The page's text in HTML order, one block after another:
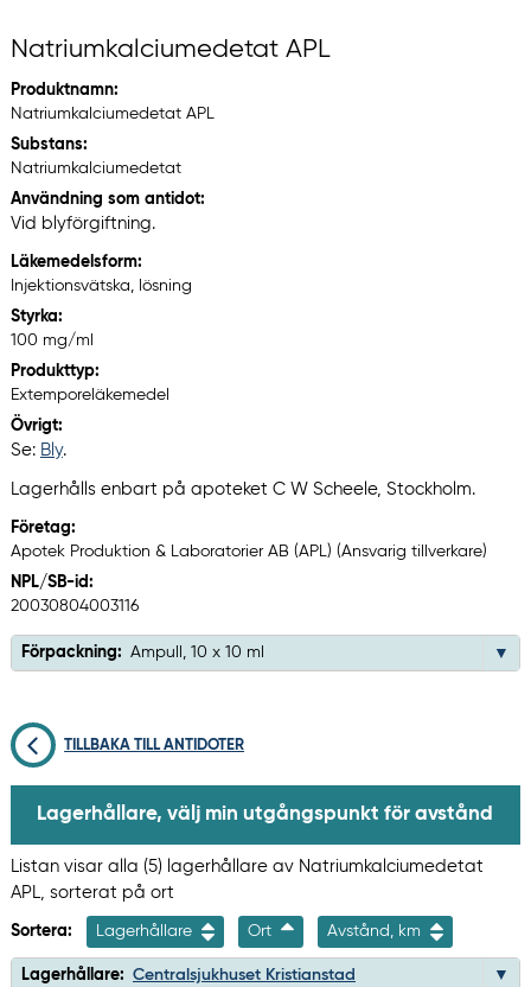
Natriumkalciumedetat APL
Produktnamn:
Natriumkalciumedetat APL
Substans:
Natriumkalciumedetat
Användning som antidot:
Vid blyförgiftning.
Läkemedelsform:
Injektionsvätska, lösning
Styrka:
100 mg/ml
Produkttyp:
Extemporeläkemedel
Övrigt:
Se: Bly.
Lagerhålls enbart på apoteket C W Scheele, Stockholm.
Företag:
Apotek Produktion & Laboratorier AB (APL) (Ansvarig tillverkare)
NPL/SB-id:
20030804003116
Förpackning: Ampull, 10 x 10 ml
TILLBAKA TILL ANTIDOTER
Lagerhållare, välj min utgångspunkt för avstånd
Listan visar alla (5) lagerhållare av Natriumkalciumedetat
APL, sorterat på ort
Sortera: Lagerhållare Ort Avstånd, km
Lagerhållare: Centralsjukhuset Kristianstad